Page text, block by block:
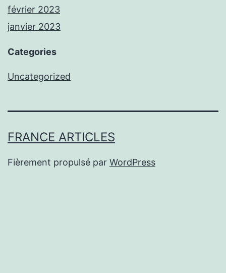
février 2023
janvier 2023
Categories
Uncategorized
FRANCE ARTICLES
Fièrement propulsé par WordPress